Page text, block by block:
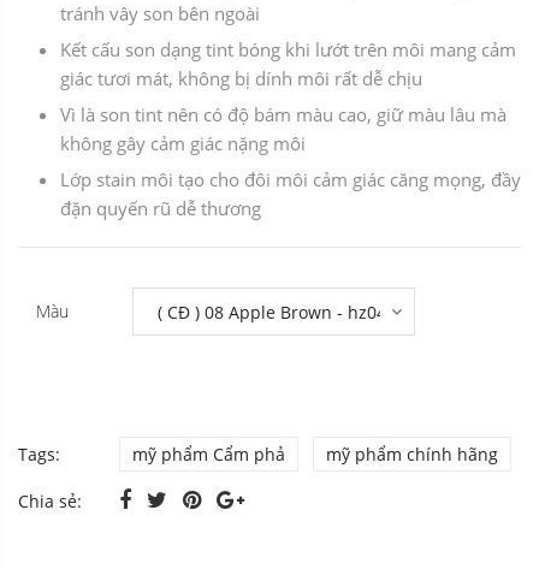
tránh vây son bên ngoài
Kết cấu son dạng tint bóng khi lướt trên môi mang cảm
giác tươi mát, không bị dính môi rất dễ chịu
Vì là son tint nên có độ bám màu cao, giữ màu lâu mà
không gây cảm giác nặng môi
Lớp stain môi tạo cho đôi môi cảm giác căng mọng, đầy
đặn quyến rũ dễ thương
Màu
Tags: mỹ phẩm Cẩm phả mỹ phẩm chính hãng
Chia sẻ: